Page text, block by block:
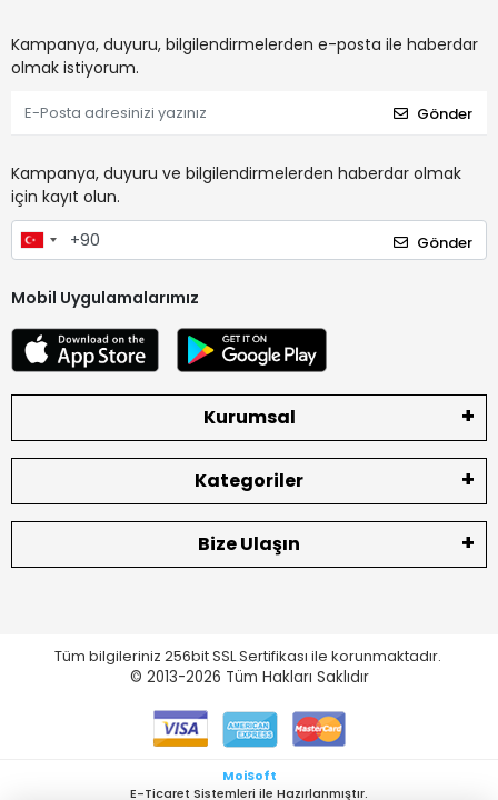
Kampanya, duyuru, bilgilendirmelerden e-posta ile haberdar
olmak istiyorum.
Gönder
Kampanya, duyuru ve bilgilendirmelerden haberdar olmak
için kayıt olun.
Gönder
Mobil Uygulamalarımız
Kurumsal
Kategoriler
Bize Ulaşın
Tüm bilgileriniz 256bit SSL Sertifikası ile korunmaktadır.
© 2013-2026 Tüm Hakları Saklıdır
MoiSoft
E-Ticaret Sistemleri ile Hazırlanmıştır.